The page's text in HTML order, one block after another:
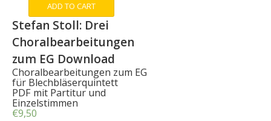
ADD TO CART
Stefan Stoll: Drei
Choralbearbeitungen
zum EG Download
Choralbearbeitungen zum EG
für Blechbläserquintett
PDF mit Partitur und
Einzelstimmen
€9,50